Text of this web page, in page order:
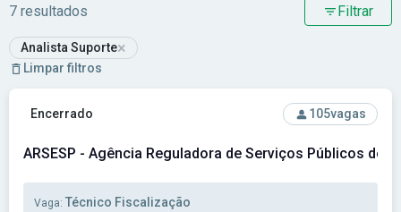
7 resultados Filtrar
Analista Suporte×
Limpar filtros
Ver concurso: ARSESP - Agência Reguladora de Serviços
Encerrado 105vagas
ARSESP - Agência Reguladora de Serviços Públicos de
Vaga: Técnico Fiscalização